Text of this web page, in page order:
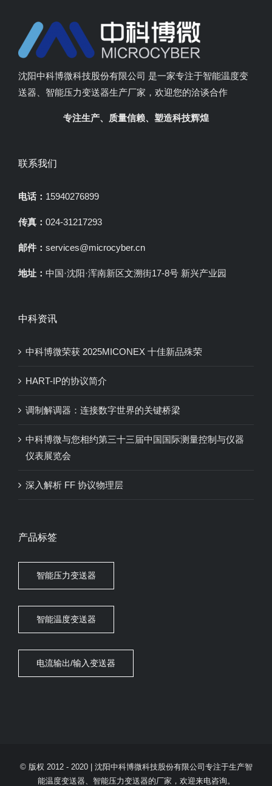
沈阳中科博微科技股份有限公司 是一家专注于智能温度变
送器、智能压力变送器生产厂家，欢迎您的洽谈合作
专注生产、质量信赖、塑造科技辉煌
联系我们
电话： 15940276899
传真： 024-31217293
邮件： services@microcyber.cn
地址： 中国·沈阳·浑南新区文溯街17-8号 新兴产业园
中科资讯
中科博微荣获 2025MICONEX 十佳新品殊荣
HART-IP的协议简介
调制解调器：连接数字世界的关键桥梁
中科博微与您相约第三十三届中国国际测量控制与仪器
仪表展览会
深入解析 FF 协议物理层
产品标签
智能压力变送器
智能温度变送器
电流输出/输入变送器
© 版权 2012 - 2020 | 沈阳中科博微科技股份有限公司专注于生产智
能温度变送器、智能压力变送器的厂家，欢迎来电咨询。